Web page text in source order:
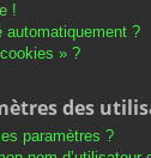
!
automatiquement ?
» ?
des
paramètres ?